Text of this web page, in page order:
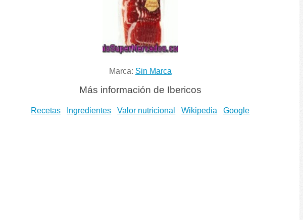
Marca: Sin Marca
Más información de Ibericos
Recetas Ingredientes Valor nutricional Wikipedia Google